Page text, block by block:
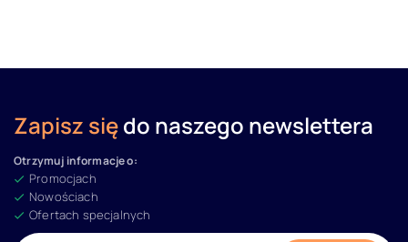
Zapisz siędo naszego newslettera
Otrzymuj informacje o:
Promocjach
Nowościach
Ofertach specjalnych